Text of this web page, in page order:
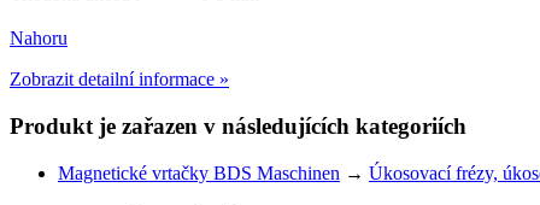
Nahoru
Zobrazit detailní informace »
Produkt je zařazen v následujících kategoriích
Magnetické vrtačky BDS Maschinen → Úkosovací frézy,